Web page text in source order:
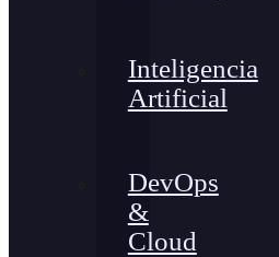
Inteligencia
Artificial
DevOps
&
Cloud